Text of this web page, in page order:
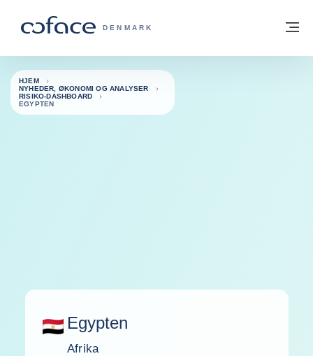
COFACE FOR TRADE - GRUPPENS
DENMARK
Tilbage til hjemmesiden
HJEM
NYHEDER, ØKONOMI OG ANALYSER
RISIKO-DASHBOARD
EGYPTEN
Egypten
Afrika